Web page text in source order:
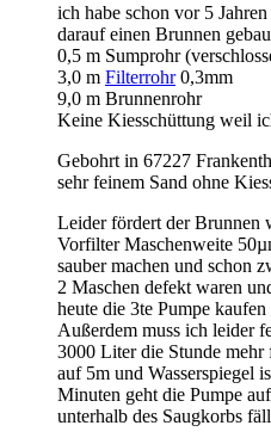
ich habe schon vor 5
darauf einen Brunnen
0,5 m Sumprohr
3,0 m Filterrohr0,3mm
9,0 m Brunnenrohr
Keine Kiesschüttung weil
Gebohrt in 67227
sehr feinem Sand ohne
Leider fördert der Brunnen
Vorfilter Maschenweite
sauber machen und schon
2 Maschen defekt waren
heute die 3te Pumpe
Außerdem muss ich leider
3000 Liter die Stunde mehr
auf 5m und Wasserspiegel
Minuten geht die Pumpe
unterhalb des Saugkorbs